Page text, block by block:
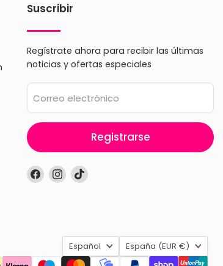
Suscribir
Regístrate ahora para recibir las últimas
noticias y ofertas especiales
Correo electrónico
Registrarse
Encuéntrenos
en
Encuéntrenos
en
Encuéntrenos
Idioma
Español País
España
(EUR €)